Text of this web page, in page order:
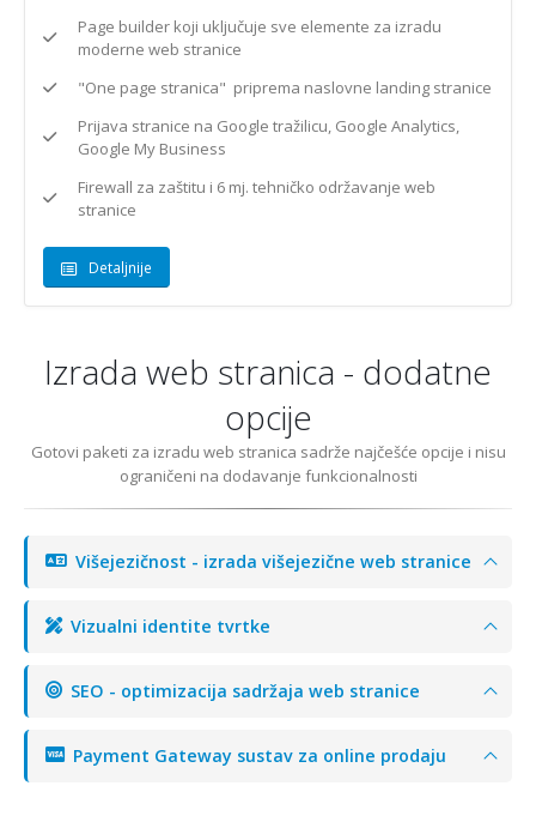
Page builder koji uključuje sve elemente za izradu
moderne web stranice
"One page stranica" priprema naslovne landing stranice
Prijava stranice na Google tražilicu, Google Analytics,
Google My Business
Firewall za zaštitu i 6 mj. tehničko održavanje web
stranice
Detaljnije
Izrada web stranica - dodatne
opcije
Gotovi paketi za izradu web stranica sadrže najčešće opcije i nisu
ograničeni na dodavanje funkcionalnosti
Višejezičnost - izrada višejezične web stranice
Vizualni identite tvrtke
SEO - optimizacija sadržaja web stranice
Payment Gateway sustav za online prodaju